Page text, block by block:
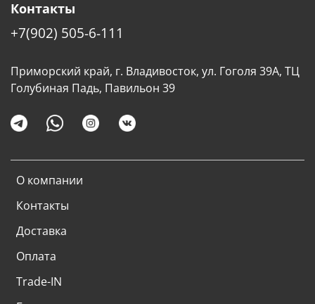
О компании
Контакты
Доставка
Оплата
Trade-IN
Контакты
+7(902) 505-6-111
Приморский край, г. Владивосток, ул. Гоголя 39А, ТЦ
Голубиная Падь, Павильон 39